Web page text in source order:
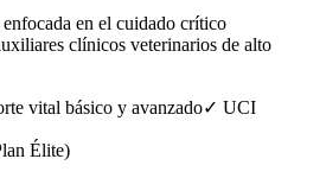
en el cuidado crítico
clínicos veterinarios de alto
vital básico y avanzado✓ UCI
Élite)